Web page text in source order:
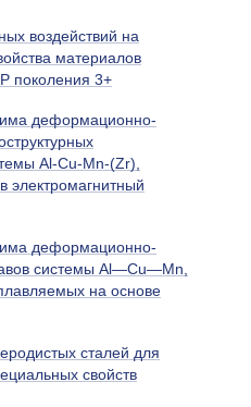
воздействий на
материалов
поколения 3+
деформационно-
Al-Cu-Mn-(Zr),
электромагнитный
деформационно-
системы Al—Cu—Mn,
на основе
сталей для
свойств